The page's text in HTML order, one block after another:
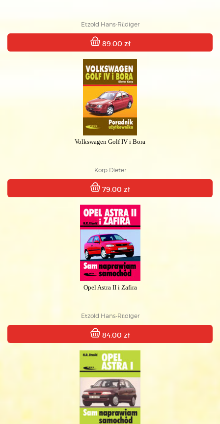
Etzold Hans-Rüdiger
89.00 zł
Volkswagen Golf IV i Bora
Korp Dieter
79.00 zł
Opel Astra II i Zafira
Etzold Hans-Rüdiger
84.00 zł